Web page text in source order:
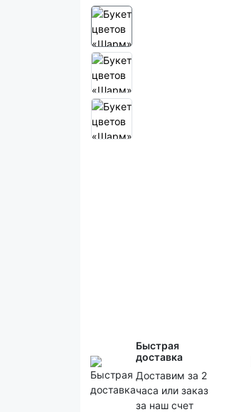
Быстрая
доставка
Доставим за 2
часа или заказ
за наш счет